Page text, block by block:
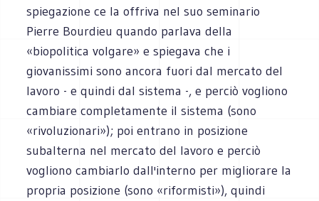
spiegazione ce la offriva nel suo seminario
Pierre Bourdieu quando parlava della
«biopolitica volgare» e spiegava che i
giovanissimi sono ancora fuori dal mercato del
lavoro - e quindi dal sistema -, e perciò vogliono
cambiare completamente il sistema (sono
«rivoluzionari»); poi entrano in posizione
subalterna nel mercato del lavoro e perciò
vogliono cambiarlo dall'interno per migliorare la
propria posizione (sono «riformisti»), quindi